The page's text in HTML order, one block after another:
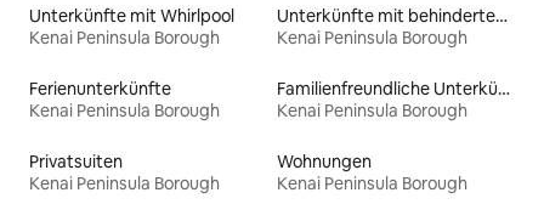
Unterkünfte mit Whirlpool
Kenai Peninsula Borough
Unterkünfte mit behindertengerechtem WC
Kenai Peninsula Borough
Ferienunterkünfte
Kenai Peninsula Borough
Familienfreundliche Unterkünfte
Kenai Peninsula Borough
Privatsuiten
Kenai Peninsula Borough
Wohnungen
Kenai Peninsula Borough